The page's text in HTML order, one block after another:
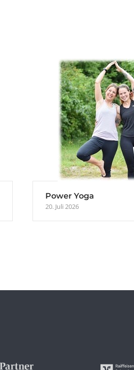
Power Yoga
20. Juli 2026